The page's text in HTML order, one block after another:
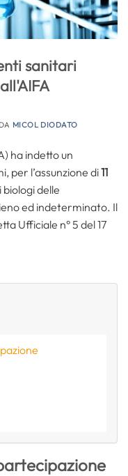
sanitari
DA MICOL DIODATO
ha indetto un
per l’assunzione di11
delle
ed indeterminato. Il
Ufficiale n° 5 del 17